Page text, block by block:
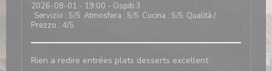
2026-08-01 - 19:00 - Ospiti 3
Servizio : 5/5 Atmosfera : 5/5 Cucina : 5/5 Qualità /
Prezzo : 4/5
Rien a redire entrées plats desserts excellent